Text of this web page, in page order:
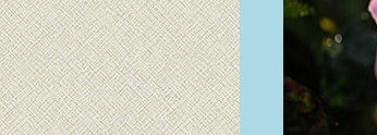
ี่หุบ (ชื่อ
วิทยาศาสตร์:
Magnolia coco)
หลังฝนกระหน่ำ เรา
ก็ล่าหยดน้ำสิจ๊ะ รอ
อัลไร?